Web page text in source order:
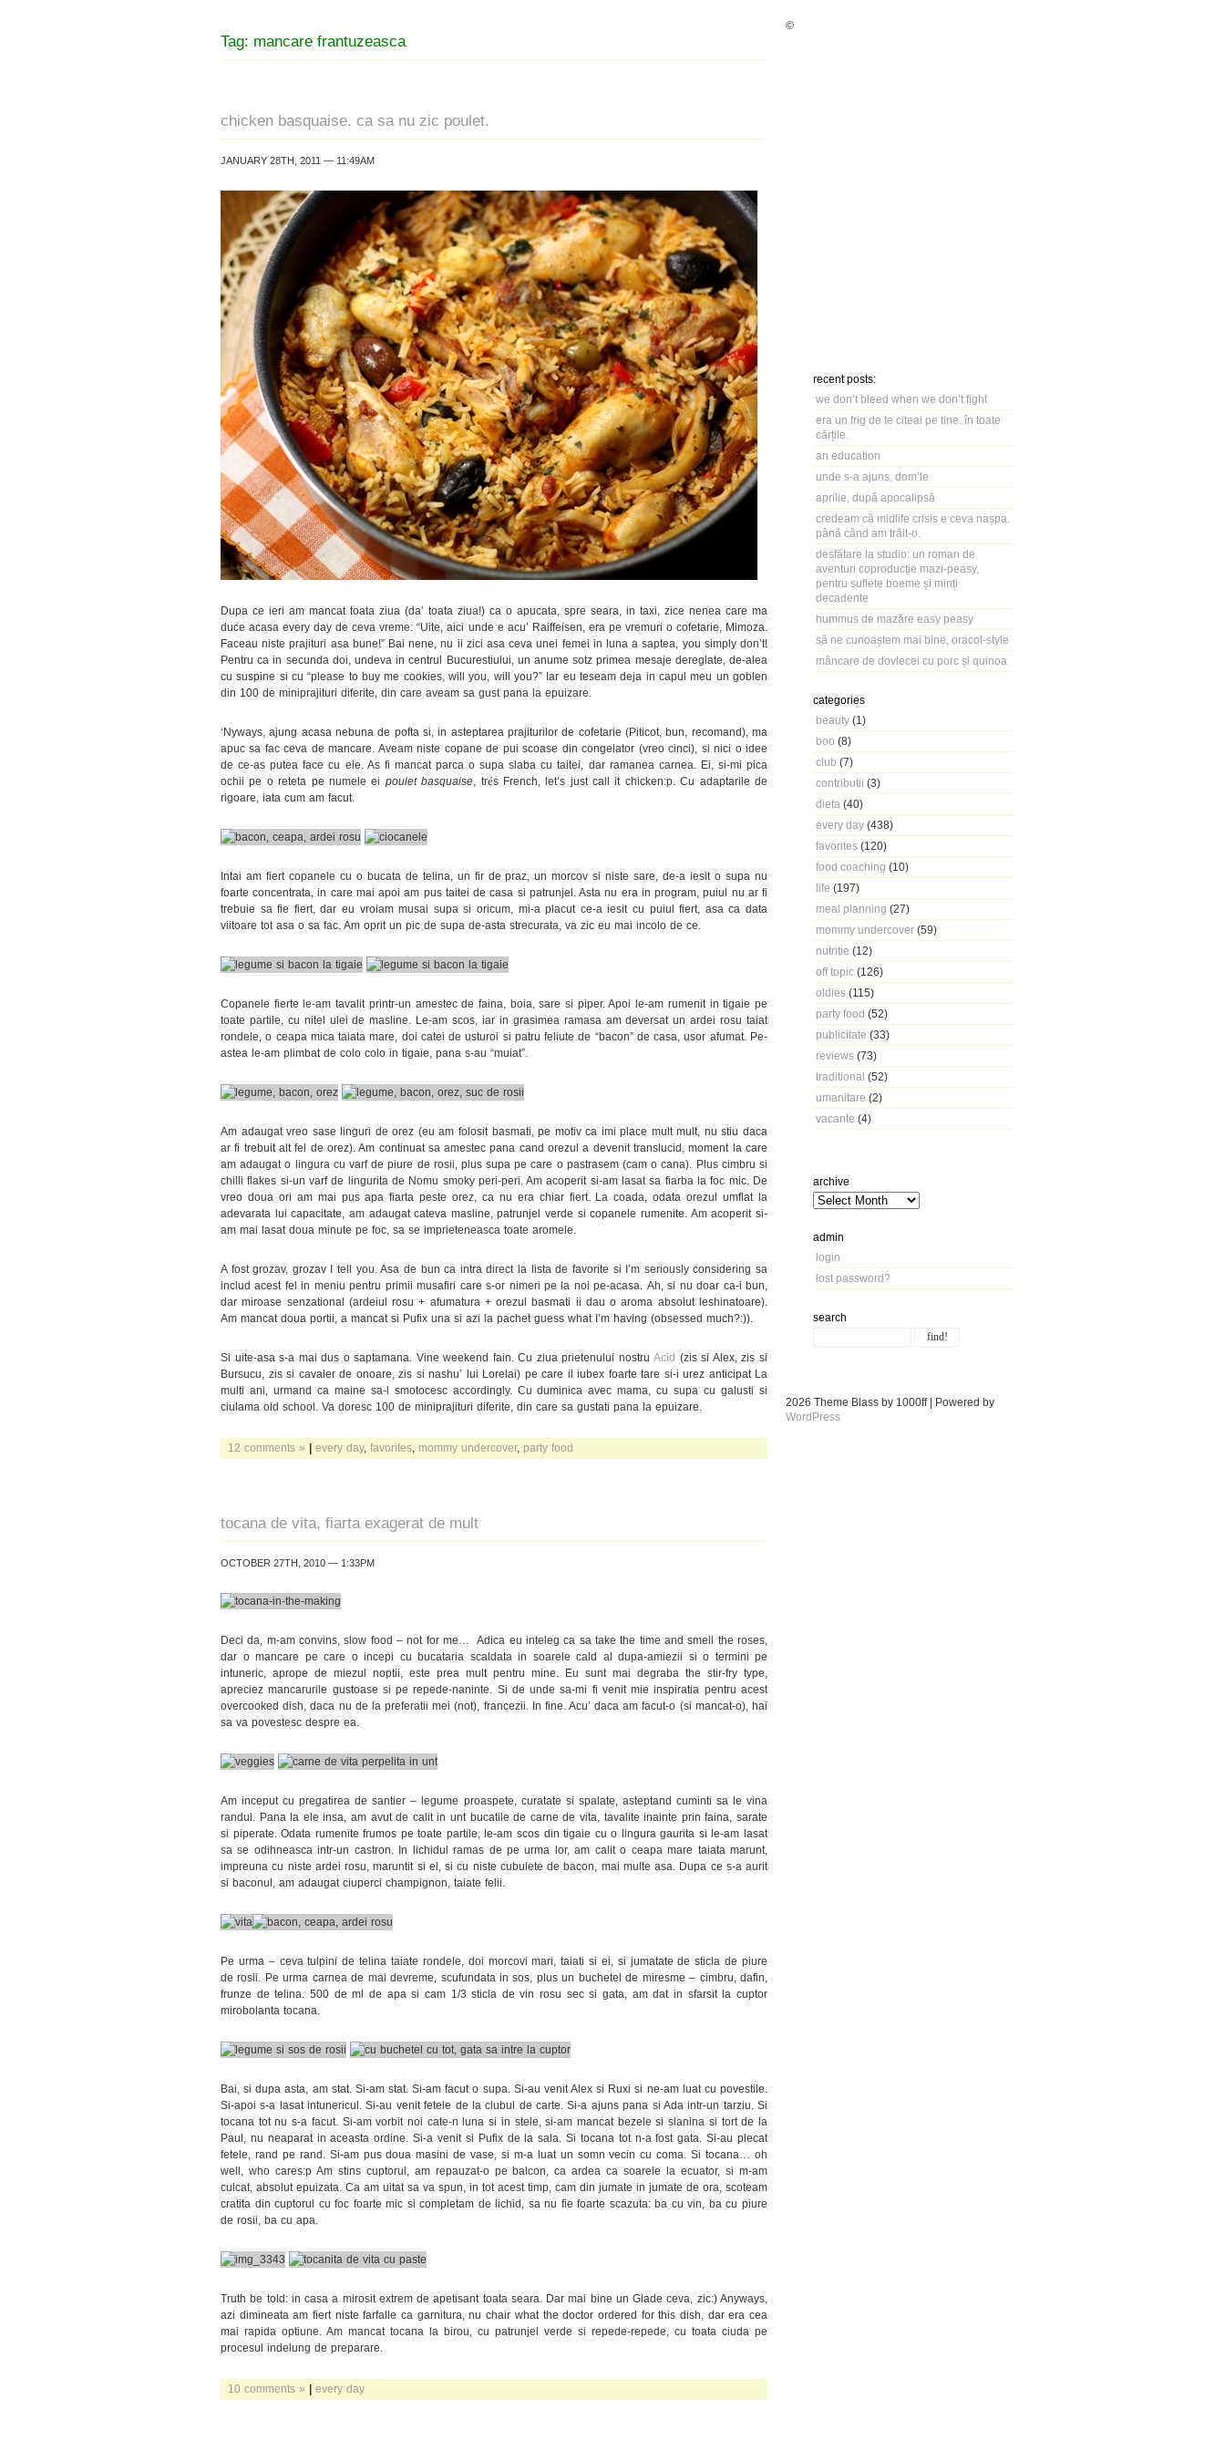
recent posts:
we don’t bleed when we don’t fight
era un frig de te citeai pe tine. în toate
cărțile.
an education
unde s-a ajuns, dom’le
aprilie, după apocalipsă
credeam că midlife crisis e ceva nașpa.
până când am trăit-o.
desfătare la studio: un roman de
aventuri coproducție mazi-peasy,
pentru suflete boeme și minți
decadente
hummus de mazăre easy peasy
să ne cunoaștem mai bine, oracol-style
mâncare de dovlecei cu porc și quinoa
categories
beauty (1)
boo (8)
club (7)
contributii (3)
dieta (40)
every day (438)
favorites (120)
food coaching (10)
life (197)
meal planning (27)
mommy undercover (59)
nutritie (12)
off topic (126)
oldies (115)
party food (52)
publicitate (33)
reviews (73)
traditional (52)
umanitare (2)
vacante (4)
archive
admin
login
lost password?
search
Tag: mancare frantuzeasca
chicken basquaise. ca sa nu zic poulet.
JANUARY 28TH, 2011 — 11:49AM
Dupa ce ieri am mancat toata ziua (da’ toata ziua!) ca o apucata, spre seara, in taxi, zice nenea care ma
duce acasa every day de ceva vreme: “Uite, aici unde e acu’ Raiffeisen, era pe vremuri o cofetarie, Mimoza.
Faceau niste prajituri asa bune!” Bai nene, nu ii zici asa ceva unei femei in luna a saptea, you simply don’t!
Pentru ca in secunda doi, undeva in centrul Bucurestiului, un anume sotz primea mesaje dereglate, de-alea
cu suspine si cu “please to buy me cookies, will you, will you?” Iar eu teseam deja in capul meu un goblen
din 100 de miniprajituri diferite, din care aveam sa gust pana la epuizare.
‘Nyways, ajung acasa nebuna de pofta si, in asteptarea prajiturilor de cofetarie (Piticot, bun, recomand), ma
apuc sa fac ceva de mancare. Aveam niste copane de pui scoase din congelator (vreo cinci), si nici o idee
de ce-as putea face cu ele. As fi mancat parca o supa slaba cu taitei, dar ramanea carnea. Ei, si-mi pica
ochii pe o reteta pe numele ei poulet basquaise , trés French, let’s just call it chicken:p. Cu adaptarile de
rigoare, iata cum am facut.
Intai am fiert copanele cu o bucata de telina, un fir de praz, un morcov si niste sare, de-a iesit o supa nu
foarte concentrata, in care mai apoi am pus taitei de casa si patrunjel. Asta nu era in program, puiul nu ar fi
trebuie sa fie fiert, dar eu vroiam musai supa si oricum, mi-a placut ce-a iesit cu puiul fiert, asa ca data
viitoare tot asa o sa fac. Am oprit un pic de supa de-asta strecurata, va zic eu mai incolo de ce.
Copanele fierte le-am tavalit printr-un amestec de faina, boia, sare si piper. Apoi le-am rumenit in tigaie pe
toate partile, cu nitel ulei de masline. Le-am scos, iar in grasimea ramasa am deversat un ardei rosu taiat
rondele, o ceapa mica taiata mare, doi catei de usturoi si patru feliute de “bacon” de casa, usor afumat. Pe-
astea le-am plimbat de colo colo in tigaie, pana s-au “muiat”.
Am adaugat vreo sase linguri de orez (eu am folosit basmati, pe motiv ca imi place mult mult, nu stiu daca
ar fi trebuit alt fel de orez). Am continuat sa amestec pana cand orezul a devenit translucid, moment la care
am adaugat o lingura cu varf de piure de rosii, plus supa pe care o pastrasem (cam o cana). Plus cimbru si
chilli flakes si-un varf de lingurita de Nomu smoky peri-peri. Am acoperit si-am lasat sa fiarba la foc mic. De
vreo doua ori am mai pus apa fiarta peste orez, ca nu era chiar fiert. La coada, odata orezul umflat la
adevarata lui capacitate, am adaugat cateva masline, patrunjel verde si copanele rumenite. Am acoperit si-
am mai lasat doua minute pe foc, sa se imprieteneasca toate aromele.
A fost grozav, grozav I tell you. Asa de bun ca intra direct la lista de favorite si I’m seriously considering sa
includ acest fel in meniu pentru primii musafiri care s-or nimeri pe la noi pe-acasa. Ah, si nu doar ca-i bun,
dar miroase senzational (ardeiul rosu + afumatura + orezul basmati ii dau o aroma absolut leshinatoare).
Am mancat doua portii, a mancat si Pufix una si azi la pachet guess what I’m having (obsessed much?:)).
Si uite-asa s-a mai dus o saptamana. Vine weekend fain. Cu ziua prietenului nostruAcid (zis si Alex, zis si
Bursucu, zis si cavaler de onoare, zis si nashu’ lui Lorelai) pe care il iubex foarte tare si-i urez anticipat La
multi ani, urmand ca maine sa-l smotocesc accordingly. Cu duminica avec mama, cu supa cu galusti si
ciulama old school. Va doresc 100 de miniprajituri diferite, din care sa gustati pana la epuizare.
12 comments » | every day, favorites mommy undercover, party food
tocana de vita, fiarta exagerat de mult
OCTOBER 27TH, 2010 — 1:33PM
Deci da, m-am convins, slow food – not for me… Adica eu inteleg ca sa take the time and smell the roses,
dar o mancare pe care o incepi cu bucataria scaldata in soarele cald al dupa-amiezii si o termini pe
intuneric, aprope de miezul noptii, este prea mult pentru mine. Eu sunt mai degraba the stir-fry type,
apreciez mancarurile gustoase si pe repede-naninte. Si de unde sa-mi fi venit mie inspiratia pentru acest
overcooked dish, daca nu de la preferatii mei (not), francezii. In fine. Acu’ daca am facut-o (si mancat-o), hai
sa va povestesc despre ea.
Am inceput cu pregatirea de santier – legume proaspete, curatate si spalate, asteptand cuminti sa le vina
randul. Pana la ele insa, am avut de calit in unt bucatile de carne de vita, tavalite inainte prin faina, sarate
si piperate. Odata rumenite frumos pe toate partile, le-am scos din tigaie cu o lingura gaurita si le-am lasat
sa se odihneasca intr-un castron. In lichidul ramas de pe urma lor, am calit o ceapa mare taiata marunt,
impreuna cu niste ardei rosu, maruntit si el, si cu niste cubulete de bacon, mai multe asa. Dupa ce s-a aurit
si baconul, am adaugat ciuperci champignon, taiate felii.
Pe urma – ceva tulpini de telina taiate rondele, doi morcovi mari, taiati si ei, si jumatate de sticla de piure
de rosii. Pe urma carnea de mai devreme, scufundata in sos, plus un buchetel de miresme – cimbru, dafin,
frunze de telina. 500 de ml de apa si cam 1/3 sticla de vin rosu sec si gata, am dat in sfarsit la cuptor
mirobolanta tocana.
Bai, si dupa asta, am stat. Si-am stat. Si-am facut o supa. Si-au venit Alex si Ruxi si ne-am luat cu povestile.
Si-apoi s-a lasat intunericul. Si-au venit fetele de la clubul de carte. Si-a ajuns pana si Ada intr-un tarziu. Si
tocana tot nu s-a facut. Si-am vorbit noi cate-n luna si in stele, si-am mancat bezele si slanina si tort de la
Paul, nu neaparat in aceasta ordine. Si-a venit si Pufix de la sala. Si tocana tot n-a fost gata. Si-au plecat
fetele, rand pe rand. Si-am pus doua masini de vase, si m-a luat un somn vecin cu coma. Si tocana… oh
well, who cares:p Am stins cuptorul, am repauzat-o pe balcon, ca ardea ca soarele la ecuator, si m-am
culcat, absolut epuizata. Ca am uitat sa va spun, in tot acest timp, cam din jumate in jumate de ora, scoteam
cratita din cuptorul cu foc foarte mic si completam de lichid, sa nu fie foarte scazuta: ba cu vin, ba cu piure
de rosii, ba cu apa.
Truth be told: in casa a mirosit extrem de apetisant toata seara. Dar mai bine un Glade ceva, zic:) Anyways,
azi dimineata am fiert niste farfalle ca garnitura, nu chair what the doctor ordered for this dish, dar era cea
mai rapida optiune. Am mancat tocana la birou, cu patrunjel verde si repede-repede, cu toata ciuda pe
procesul indelung de preparare.
10 comments » | every day
©
2026 Theme Blass by 1000ff | Powered by
WordPress